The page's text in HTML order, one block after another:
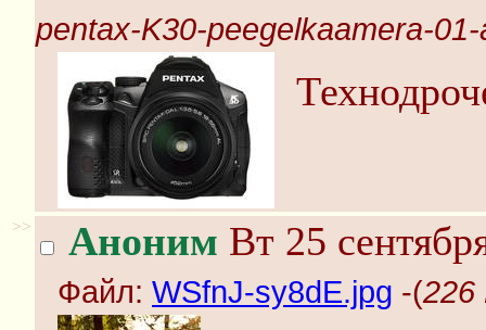
pentax-K30-peegelkaamera-
>> Аноним Вт 25
Файл: WSfnJ-sy8dE.jpg -(226